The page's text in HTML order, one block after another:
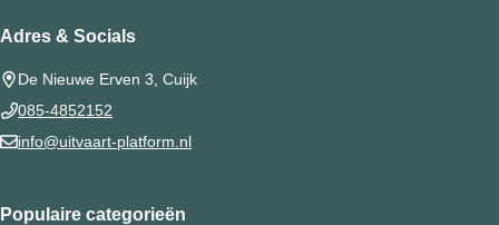
Adres & Socials
De Nieuwe Erven 3, Cuijk
085-4852152
info@uitvaart-platform.nl
Populaire categorieën